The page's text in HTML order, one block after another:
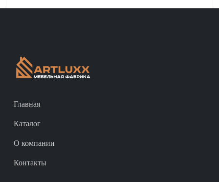
Главная
Каталог
О компании
Контакты